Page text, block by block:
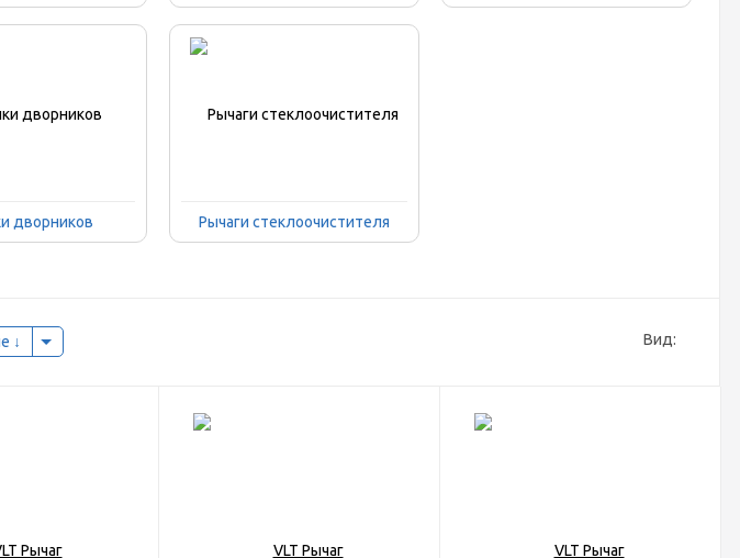
дворников Рычаги стеклоочистителя
Вид: